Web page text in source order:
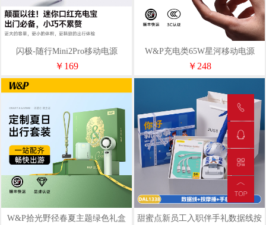
闪极-随行Mini2Pro移动电源
5800mAhT1S
￥169
W&P充电类65W星河移动电源
PC109
￥248
W&P拾光野径春夏主题绿色礼盒
甜蜜点新员工入职伴手礼数据线按